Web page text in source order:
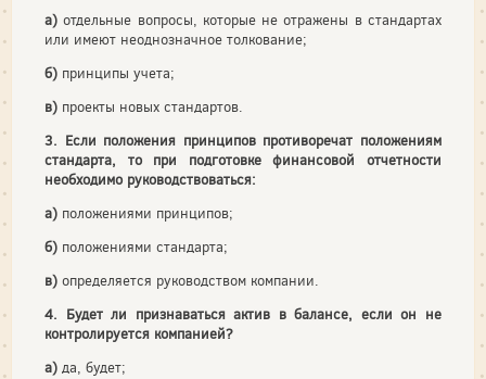
а) отдельные вопросы, которые не отражены в стандартах
или имеют неоднозначное толкование;
б) принципы учета;
в) проекты новых стандартов.
3. Если положения принципов противоречат положениям
стандарта, то при подготовке финансовой отчетности
необходимо руководствоваться:
а) положениями принципов;
б) положениями стандарта;
в) определяется руководством компании.
4. Будет ли признаваться актив в балансе, если он не
контролируется компанией?
а) да, будет;